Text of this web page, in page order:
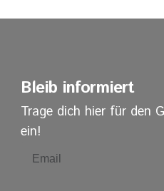
Bleib informiert
Trage dich hier für den
ein!